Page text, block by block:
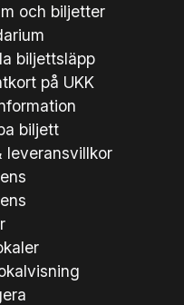
och biljetter
biljettsläpp
på UKK
biljett
leveransvillkor